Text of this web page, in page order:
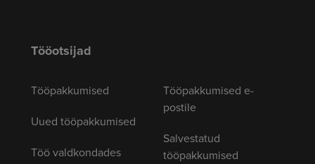
Tööotsijad
Tööpakkumised
Uued tööpakkumised
Töö valdkondades
Tööpakkumised e-
postile
Salvestatud
tööpakkumised